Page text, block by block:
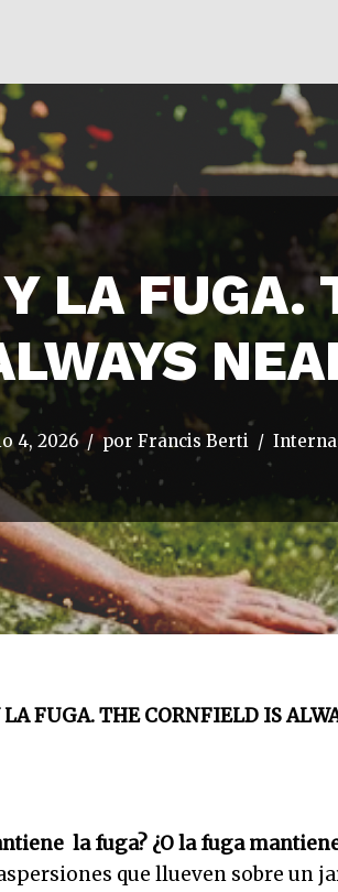
LA FUGA.
4, 2026 por Francis Berti
FUGA. THE CORNFIELD IS
la fuga? ¿O la fuga
que llueven sobre un